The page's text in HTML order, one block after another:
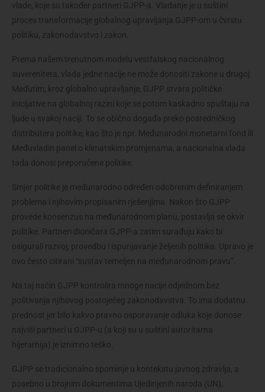
vlade, koje su također partneri GJPP-a. Vladanje je u suštini
proces transformacije globalnog upravljanja GJPP-om u čvrstu
politiku, zakonodavstvo i zakon.
Prema našem trenutnom modelu vestfalskog nacionalnog
suvereniteta, vlada jedne nacije ne može donositi zakone u drugoj.
Međutim, kroz globalno upravljanje, GJPP stvara političke
inicijative na globalnoj razini koje se potom kaskadno spuštaju na
ljude u svakoj naciji. To se obično događa preko posredničkog
distributera politike, kao što je npr. Međunarodni monetarni fond ili
Međuvladin panel o klimatskim promjenama, a nacionalna vlada
tada donosi preporučene politike.
Smjer politike je međunarodno određen odobrenim definiranjem
problema i njihovim propisanim rješenjima. Nakon što GJPP
provede konsenzus na međunarodnom planu, postavlja se okvir
politike. Partneri dioničara GJPP-a zatim surađuju kako bi
osigurali razvoj, provedbu i ispunjavanje željenih politika. Upravo je
ovo često citirani “sustav temeljen na međunarodnom pravu”.
Na taj način GJPP kontrolira mnoge nacije odjednom bez
poštivanja njihovog postojećeg zakonodavstva. To ima dodatnu
prednost jer bilo kakvo pravno osporavanje odluka koje donose
najviši partneri u GJPP-u (a koji su u suštini autoritarna
hijerarhija) je iznimno teško.
GJPP se tradicionalno spominje u kontekstu javnog zdravlja, a
posebno u brojnim dokumentima Ujedinjenih naroda (UN),